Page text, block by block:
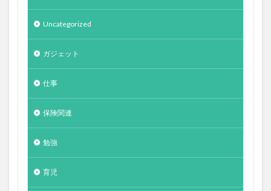
Uncategorized
ガジェット
仕事
保険関連
勉強
育児